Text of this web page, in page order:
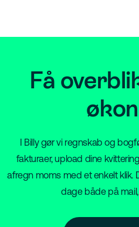
Få
I Billy gør vi regnskab og
fakturaer, upload dine
afregn moms med et enkelt klik.
dage både på